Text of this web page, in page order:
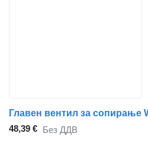
48,39 € Без ДДВ